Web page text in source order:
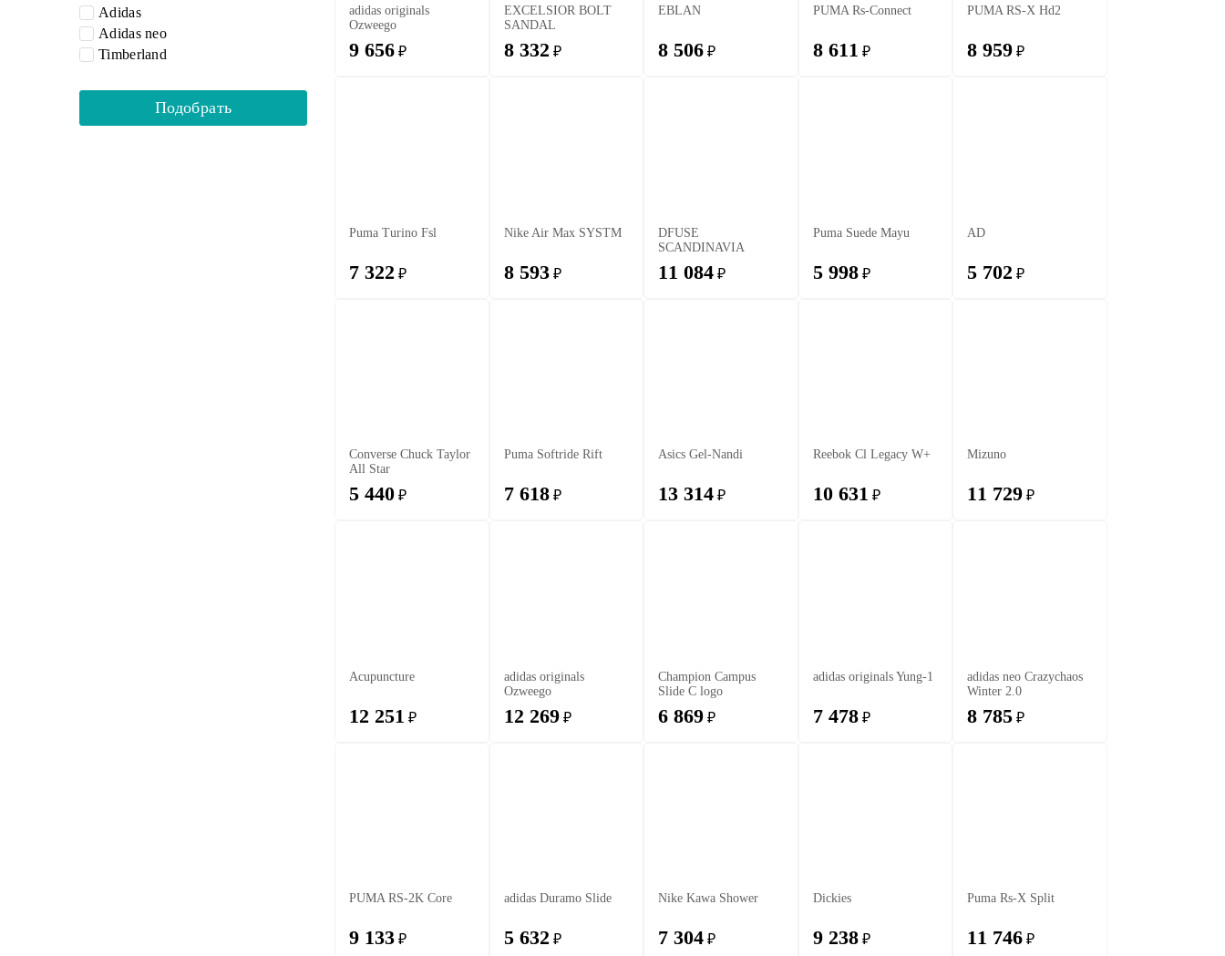
Adidas
Adidas neo
Timberland
adidas originals
Ozweego
9 656 ₽
EXCELSIOR BOLT
SANDAL
8 332 ₽
EBLAN
8 506 ₽
PUMA Rs-Connect
8 611 ₽
PUMA RS-X Hd2
8 959 ₽
Puma Turino Fsl
7 322 ₽
Nike Air Max SYSTM
8 593₽
DFUSE
SCANDINAVIA
11 084 ₽
Puma Suede Mayu
5 998₽
AD
5 702 ₽
Converse Chuck Taylor
All Star
5 440 ₽
Puma Softride Rift
7 618₽
Asics Gel-Nandi
13 314 ₽
Reebok Cl Legacy W+
10 631 ₽
Mizuno
11 729 ₽
Acupuncture
12 251 ₽
adidas originals
Ozweego
12 269₽
Champion Campus
Slide C logo
6 869 ₽
adidas originals Yung-1
7 478₽
adidas neo Crazychaos
Winter 2.0
8 785 ₽
PUMA RS-2K Core
9 133 ₽
adidas Duramo Slide
5 632 ₽
Nike Kawa Shower
7 304 ₽
Dickies
9 238₽
Puma Rs-X Split
11 746 ₽